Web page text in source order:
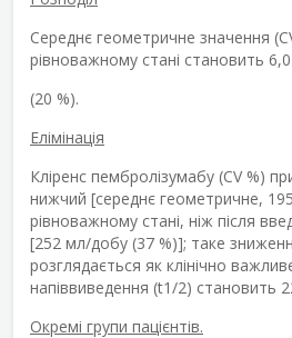
Середнє геометричне значення
рівноважному стані становить
(20 %).
Елімінація
Кліренс пембролізумабу (CV %)
нижчий [середнє геометричне,
рівноважному стані, ніж після
[252 мл/добу (37 %)]; таке
розглядається як клінічно
напіввиведення (t1/2) становить
Окремі групи пацієнтів.